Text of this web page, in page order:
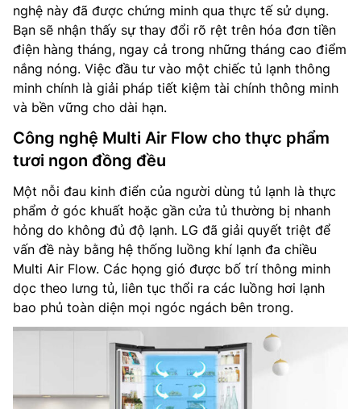
nghệ này đã được chứng minh qua thực tế sử dụng.
Bạn sẽ nhận thấy sự thay đổi rõ rệt trên hóa đơn tiền
điện hàng tháng, ngay cả trong những tháng cao điểm
nắng nóng. Việc đầu tư vào một chiếc tủ lạnh thông
minh chính là giải pháp tiết kiệm tài chính thông minh
và bền vững cho dài hạn.
Công nghệ Multi Air Flow cho thực phẩm
tươi ngon đồng đều
Một nỗi đau kinh điển của người dùng tủ lạnh là thực
phẩm ở góc khuất hoặc gần cửa tủ thường bị nhanh
hỏng do không đủ độ lạnh. LG đã giải quyết triệt để
vấn đề này bằng hệ thống luồng khí lạnh đa chiều
Multi Air Flow. Các họng gió được bố trí thông minh
dọc theo lưng tủ, liên tục thổi ra các luồng hơi lạnh
bao phủ toàn diện mọi ngóc ngách bên trong.